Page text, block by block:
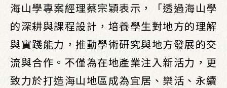
海山學專案經理蔡宗穎表示，「透過海山學
的深耕與課程設計，培養學生對地方的理解
與實踐能力，推動學術研究與地方發展的交
流與合作。不僅為在地產業注入新活力，更
致力於打造海山地區成為宜居、樂活、永續